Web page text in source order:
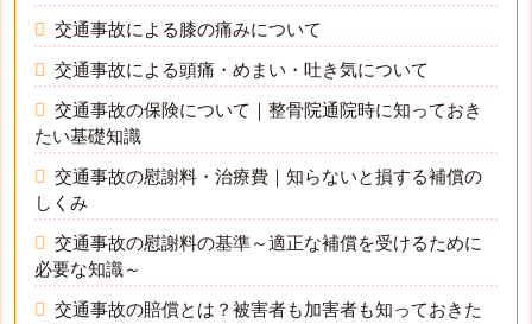
交通事故による膝の痛みについて
交通事故による頭痛・めまい・吐き気について
交通事故の保険について｜整骨院通院時に知っておき
たい基礎知識
交通事故の慰謝料・治療費｜知らないと損する補償の
しくみ
交通事故の慰謝料の基準～適正な補償を受けるために
必要な知識～
交通事故の賠償とは？被害者も加害者も知っておきた